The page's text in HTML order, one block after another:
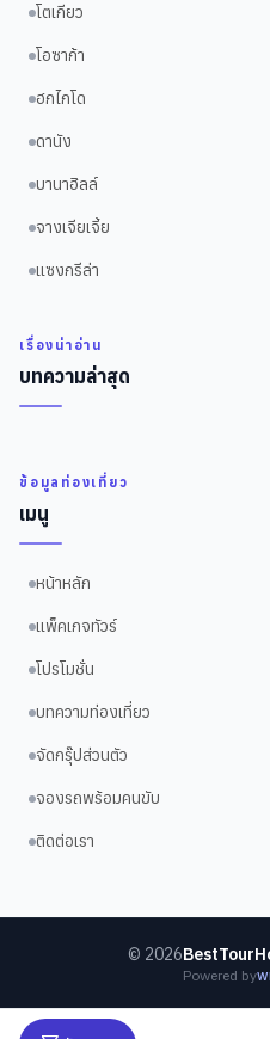
โตเกียว
โอซาก้า
ฮกไกโด
ดานัง
บานาฮิลล์
จางเจียเจี้ย
แซงกรีล่า
เรื่องน่าอ่าน
บทความล่าสุด
ข้อมูลท่องเที่ยว
เมนู
หน้าหลัก
แพ็คเกจทัวร์
โปรโมชั่น
บทความท่องเที่ยว
จัดกรุ๊ปส่วนตัว
จองรถพร้อมคนขับ
ติดต่อเรา
© 2026
Powered by